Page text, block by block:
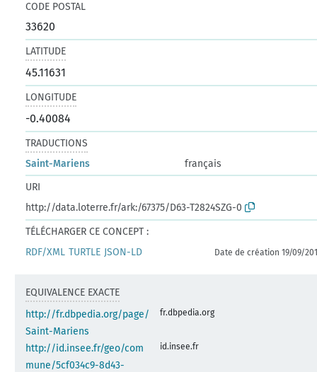
CODE POSTAL
33620
LATITUDE
45.11631
LONGITUDE
-0.40084
TRADUCTIONS
Saint-Mariens
français
URI
http://data.loterre.fr/ark:/67375/D63-T2824SZG-0
TÉLÉCHARGER CE CONCEPT :
RDF/XML TURTLE JSON-LD Date de création 19/09/
EQUIVALENCE EXACTE
http://fr.dbpedia.org/page/
Saint-Mariens
fr.dbpedia.org
http://id.insee.fr/geo/com
mune/5cf034c9-8d43-
id.insee.fr